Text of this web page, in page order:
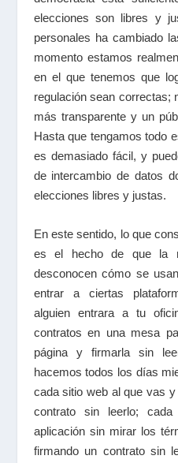
elecciones son libres y
personales ha cambiado
momento estamos
en el que tenemos que
regulación sean correctas;
más transparente y un
Hasta que tengamos todo
es demasiado fácil, y
de intercambio de datos
elecciones libres y justas.
En este sentido, lo que
es el hecho de que la
desconocen cómo se
entrar a ciertas
alguien entrara a tu
contratos en una mesa
página y firmarla sin
hacemos todos los días
cada sitio web al que vas
contrato sin leerlo;
aplicación sin mirar los
firmando un contrato sin